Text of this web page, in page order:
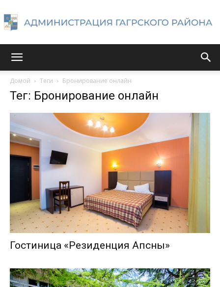
Гагрского
района
Домой Теги Бронирование онлайн
Тег: Бронирование онлайн
Гостиница «Резиденция Апсны»